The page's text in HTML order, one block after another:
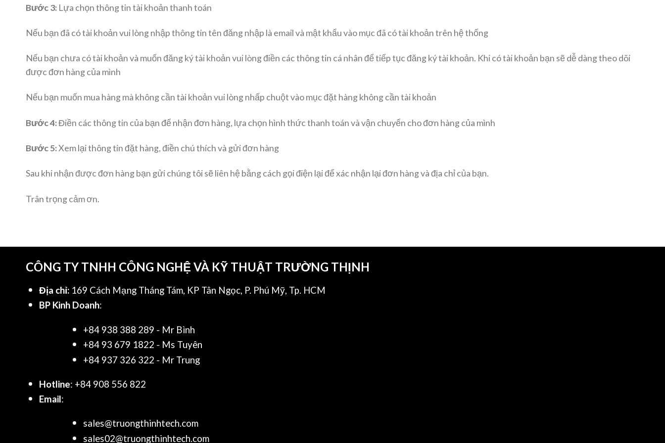
Bước 3: Lựa chọn thông tin tài khoản thanh toán
Nếu bạn đã có tài khoản vui lòng nhập thông tin tên đăng nhập là email và mật khẩu vào mục đã có tài khoản trên hệ thống
Nếu bạn chưa có tài khoản và muốn đăng ký tài khoản vui lòng điền các thông tin cá nhân để tiếp tục đăng ký tài khoản. Khi có tài khoản bạn sẽ dễ dàng theo dõi
được đơn hàng của mình
Nếu bạn muốn mua hàng mà không cần tài khoản vui lòng nhấp chuột vào mục đặt hàng không cần tài khoản
Bước 4:Điền các thông tin của bạn để nhận đơn hàng, lựa chọn hình thức thanh toán và vận chuyển cho đơn hàng của mình
Bước 5:Xem lại thông tin đặt hàng, điền chú thích và gửi đơn hàng
Sau khi nhận được đơn hàng bạn gửi chúng tôi sẽ liên hệ bằng cách gọi điện lại để xác nhận lại đơn hàng và địa chỉ của bạn.
Trân trọng cảm ơn.
CÔNG TY TNHH CÔNG NGHỆ VÀ KỸ THUẬT TRƯỜNG THỊNH
Địa chỉ: 169 Cách Mạng Tháng Tám, KP Tân Ngọc, P. Phú Mỹ, Tp. HCM
BP Kinh Doanh:
+84 938 388 289 - Mr Bình
+84 93 679 1822 - Ms Tuyên
+84 937 326 322 - Mr Trung
Hotline: +84 908 556 822
Email:
sales@truongthinhtech.com
sales02@truongthinhtech.com